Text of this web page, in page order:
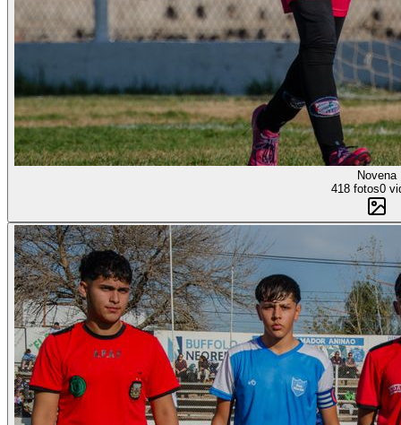
Novena
418 fotos0